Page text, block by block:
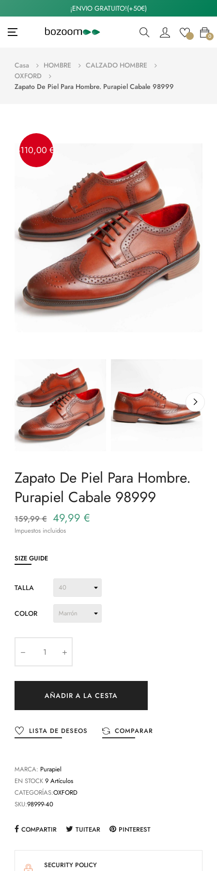
¡ENVIO GRATUITO!(+50€)
Navegación
☰ 0
Casa HOMBRE
CALZADO HOMBRE
OXFORD
Zapato De Piel Para Hombre. Purapiel Cabale 98999
-110,00 €
Zapato De Piel Para Hombre.
Purapiel Cabale 98999
159,99 € 49,99 €
Impuestos incluidos
SIZE GUIDE
TALLA
COLOR
AÑADIR A LA CESTA
LISTA DE DESEOS COMPARAR
MARCA: Purapiel
EN STOCK 9 Artículos
CATEGORÍAS:OXFORD
SKU:98999-40
COMPARTIR TUITEAR PINTEREST
SECURITY POLICY